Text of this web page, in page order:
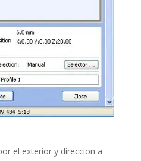
el exterior y direccion a